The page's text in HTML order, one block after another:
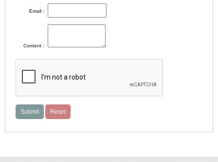
Email：
Content：